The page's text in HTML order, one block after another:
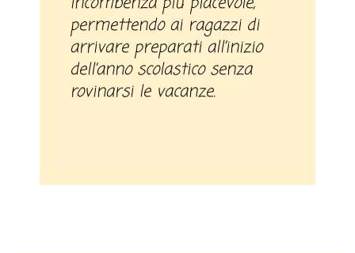
permettendo ai ragazzi di
arrivare preparati all’inizio
dell’anno scolastico senza
rovinarsi le vacanze.